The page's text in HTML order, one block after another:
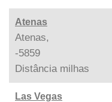
Atenas
Atenas,
-5859
Distância milhas
Las Vegas